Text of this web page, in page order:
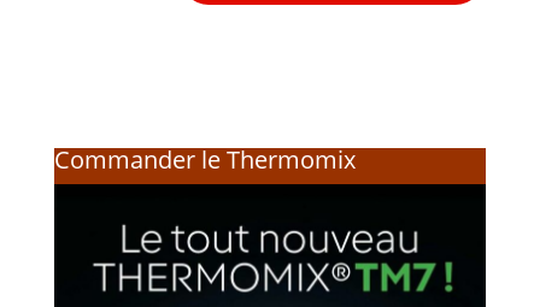
Commander le Thermomix